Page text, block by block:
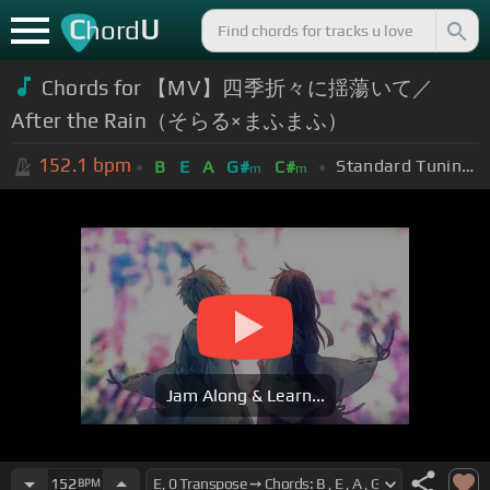
ChordU
Chords for 【MV】四季折々に揺蕩いて／
After the Rain（そらる×まふまふ）
152.1 bpm B E A G#m C#m Standard Tuning (EADGBE)
Jam Along & Learn...
152 BPM